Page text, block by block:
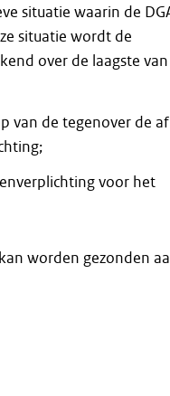
situatie waarin de
situatie wordt de
over de laagste van
van de tegenover de
voor het
worden gezonden